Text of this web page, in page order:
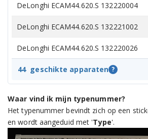
DeLonghi ECAM44.620.S 132220004
DeLonghi ECAM44.620.S 132221002
DeLonghi ECAM44.620.S 132220026
DeLonghi ECAM44.624.S 132220008
DeLonghi ECAM44.660.B 132215213
DeLonghi ECAM44.660.S 132215267
44 geschikte apparaten ?
Waar vind ik mijn typenummer?
Het typenummer bevindt zich op een
en wordt aangeduid met 'Type'.